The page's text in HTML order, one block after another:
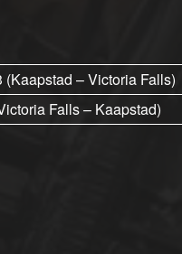
– Victoria Falls)
Falls – Kaapstad)